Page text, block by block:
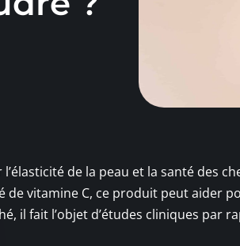
de la peau et la santé des
de vitamine C, ce produit peut aider
il fait l’objet d’études cliniques par